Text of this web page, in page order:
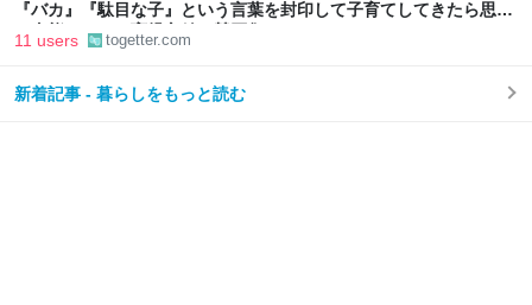
『バカ』『駄目な子』という言葉を封印して子育てしてきたら思わ
ぬ事態に←この育児方針に賛否集まる
11 users togetter.com
新着記事 - 暮らしをもっと読む